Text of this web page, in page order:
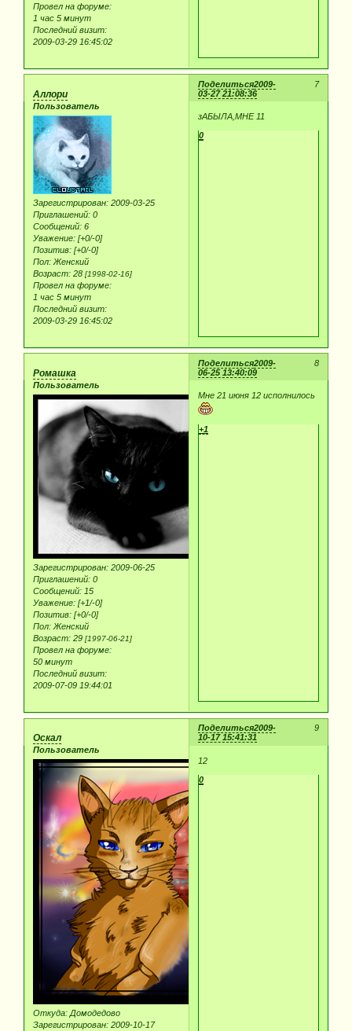
Провел на форуме:
1 час 5 минут
Последний визит:
2009-03-29 16:45:02
Поделиться 7
2009-
03-27 21:08:36
Аллори
Пользователь
Зарегистрирован: 2009-03-25
Приглашений: 0
Сообщений: 6
Уважение: [+0/-0]
Позитив: [+0/-0]
Пол: Женский
Возраст: 28 [1998-02-16]
Провел на форуме:
1 час 5 минут
Последний визит:
2009-03-29 16:45:02
зАБЫЛА,МНЕ 11
0
Поделиться 8
2009-
06-25 13:40:09
Ромашка
Пользователь
Зарегистрирован: 2009-06-25
Приглашений: 0
Сообщений: 15
Уважение: [+1/-0]
Позитив: [+0/-0]
Пол: Женский
Возраст: 29 [1997-06-21]
Провел на форуме:
50 минут
Последний визит:
2009-07-09 19:44:01
Мне 21 июня 12 исполнилось
+1
Поделиться 9
2009-
10-17 15:41:31
Оскал
Пользователь
Откуда:Домодедово
Зарегистрирован: 2009-10-17
12
0